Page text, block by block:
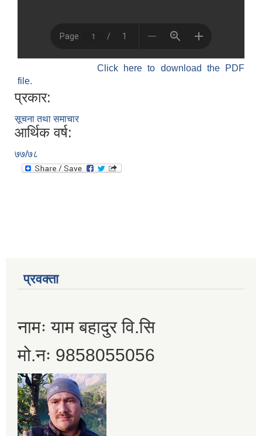
Click here to download the PDF
file.
प्रकार:
सूचना तथा समाचार
आर्थिक वर्ष:
७७/७८
प्रवक्ता
नामः याम बहादुर वि.सि
मो.नः 9858055056